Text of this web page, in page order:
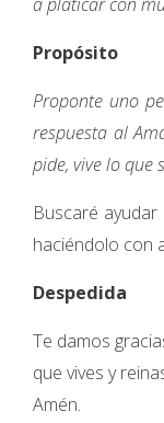
Propósito
Proponte uno
respuesta al
pide, vive lo que
Buscaré
haciéndolo con
Despedida
Te damos
que vives y
Amén.